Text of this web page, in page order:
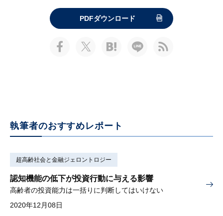
PDFダウンロード
執筆者のおすすめレポート
超高齢社会と金融ジェロントロジー
認知機能の低下が投資行動に与える影響
高齢者の投資能力は一括りに判断してはいけない
2020年12月08日